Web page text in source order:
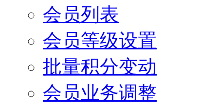
会员列表
会员等级设置
批量积分变动
会员业务调整